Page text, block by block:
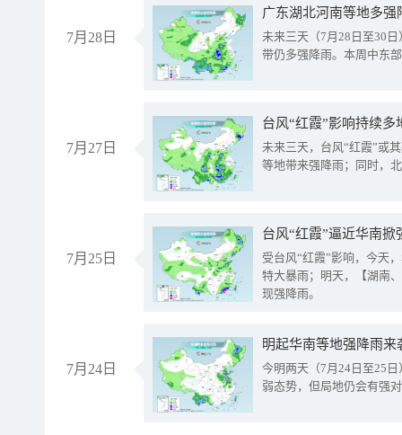
7月28日
广东湖北河南等地多
未来三天（7月28日至30
带仍多强降雨。本周中东
7月27日
台风“红霞”影响持续
未来三天，台风“红霞”或
等地带来强降雨；同时，
7月25日
台风“红霞”逼近华南
受台风“红霞”影响，今天
特大暴雨；明天，【湖南
现强降雨。
7月24日
明起华南等地强降雨
今明两天（7月24日至25
弱态势，但局地仍会有强